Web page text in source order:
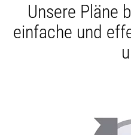
Unsere Pläne
einfache und